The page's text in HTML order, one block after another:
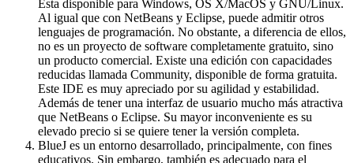
Esta disponible para Windows, OS X/MacOS y GNU/Linux.
Al igual que con NetBeans y Eclipse, puede admitir otros
lenguajes de programación. No obstante, a diferencia de ellos,
no es un proyecto de software completamente gratuito, sino
un producto comercial. Existe una edición con capacidades
reducidas llamada Community, disponible de forma gratuita.
Este IDE es muy apreciado por su agilidad y estabilidad.
Además de tener una interfaz de usuario mucho más atractiva
que NetBeans o Eclipse. Su mayor inconveniente es su
elevado precio si se quiere tener la versión completa.
BlueJ es un entorno desarrollado, principalmente, con fines
educativos. Sin embargo, también es adecuado para el